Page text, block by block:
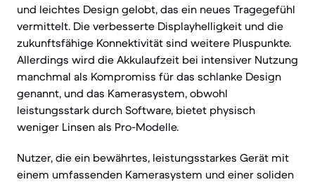
und leichtes Design gelobt, das ein neues Tragegefühl
vermittelt. Die verbesserte Displayhelligkeit und die
zukunftsfähige Konnektivität sind weitere Pluspunkte.
Allerdings wird die Akkulaufzeit bei intensiver Nutzung
manchmal als Kompromiss für das schlanke Design
genannt, und das Kamerasystem, obwohl
leistungsstark durch Software, bietet physisch
weniger Linsen als Pro-Modelle.
Nutzer, die ein bewährtes, leistungsstarkes Gerät mit
einem umfassenden Kamerasystem und einer soliden